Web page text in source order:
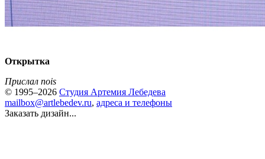
Открытка
Прислал nois
© 1995–2026 Студия Артемия Лебедева
mailbox@artlebedev.ru, адреса и телефоны
Заказать дизайн...